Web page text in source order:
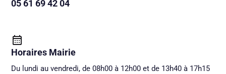
05 61 69 42 04
Horaires Mairie
Du lundi au vendredi, de 08h00 à 12h00 et de 13h40 à 17h15